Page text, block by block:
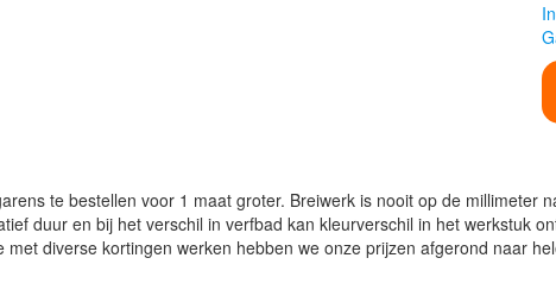
te bestellen voor 1 maat groter. Breiwerk is nooit op de
duur en bij het verschil in verfbad kan kleurverschil in het werkstuk
met diverse kortingen werken hebben we onze prijzen afgerond naar